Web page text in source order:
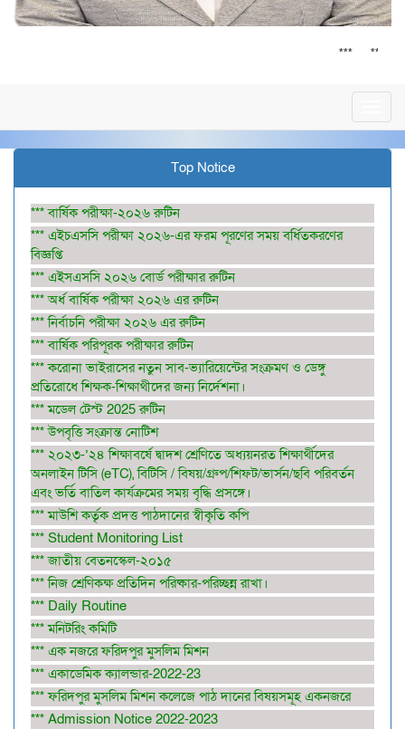
***
Top Notice
*** বার্ষিক পরীক্ষা-২০২৬ রুটিন
*** এইচএসসি পরীক্ষা ২০২৬-এর ফরম পূরণের সময় বর্ধিতকরণের
বিজ্ঞপ্তি
*** এইসএসসি ২০২৬ বোর্ড পরীক্ষার রুটিন
*** অর্ধ বার্ষিক পরীক্ষা ২০২৬ এর রুটিন
*** নির্বাচনি পরীক্ষা ২০২৬ এর রুটিন
*** বার্ষিক পরিপূরক পরীক্ষার রুটিন
*** করোনা ভাইরাসের নতুন সাব-ভ্যারিয়েন্টের সংক্রমণ ও ডেঙ্গু
প্রতিরোধে শিক্ষক-শিক্ষাথীদের জন্য নির্দেশনা।
*** মডেল টেস্ট 2025 রুটিন
*** উপবৃত্তি সংক্রান্ত নোটিশ
*** ২০২৩-’২৪ শিক্ষাবর্ষে দ্বাদশ শ্রেণিতে অধ্যয়নরত শিক্ষার্থীদের
অনলাইন টিসি (eTC), বিটিসি / বিষয়/গ্রুপ/শিফট/ভার্সন/ছবি পরিবর্তন
এবং ভর্তি বাতিল কার্যক্রমের সময় বৃদ্ধি প্রসঙ্গে।
*** মাউশি কর্তৃক প্রদত্ত পাঠদানের স্বীকৃতি কপি
*** Student Monitoring List
*** জাতীয় বেতনস্কেল-২০১৫
*** নিজ শ্রেণিকক্ষ প্রতিদিন পরিষ্কার-পরিচ্ছন্ন রাখা।
*** Daily Routine
*** মনিটরিং কমিটি
*** এক নজরে ফরিদপুর মুসলিম মিশন
*** একাডেমিক ক্যালন্ডার-2022-23
*** ফরিদপুর মুসলিম মিশন কলেজে পাঠ দানের বিষয়সমূহ একনজরে
*** Admission Notice 2022-2023